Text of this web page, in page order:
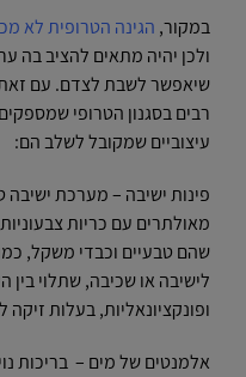
במקור, הגינה הטרופית לא
ולכן יהיה מתאים להציב בה
שיאפשר לשבת לצדם. עם
רבים בסגנון הטרופי
עיצוביים שמקובל לשלב הם:
פינות ישיבה – מערכת
מאולתרים עם כריות
שהם טבעיים וכבדי משקל,
לישיבה או שכיבה, שתלוי בין
ופונקציונאליות, בעלות זיקה
אלמנטים של מים – בריכות